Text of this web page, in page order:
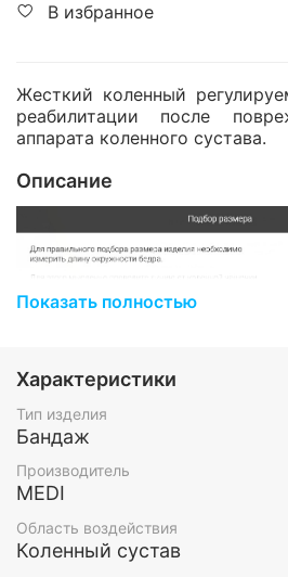
В избранное
Жесткий коленный
реабилитации после
аппарата коленного сустава.
Описание
Принцип действия:
четырёхточечная
сустава
стабилизация сустава в
разгибания
Показать полностью
Характеристики
Тип изделия
Бандаж
Производитель
MEDI
Область воздействия
Коленный сустав